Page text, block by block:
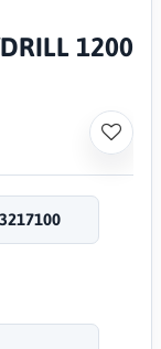
1200